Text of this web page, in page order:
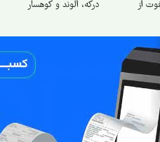
از
درکه، الوند و کوهسار